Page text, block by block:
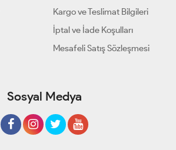
Kargo ve Teslimat Bilgileri
İptal ve İade Koşulları
Mesafeli Satış Sözleşmesi
Sosyal Medya